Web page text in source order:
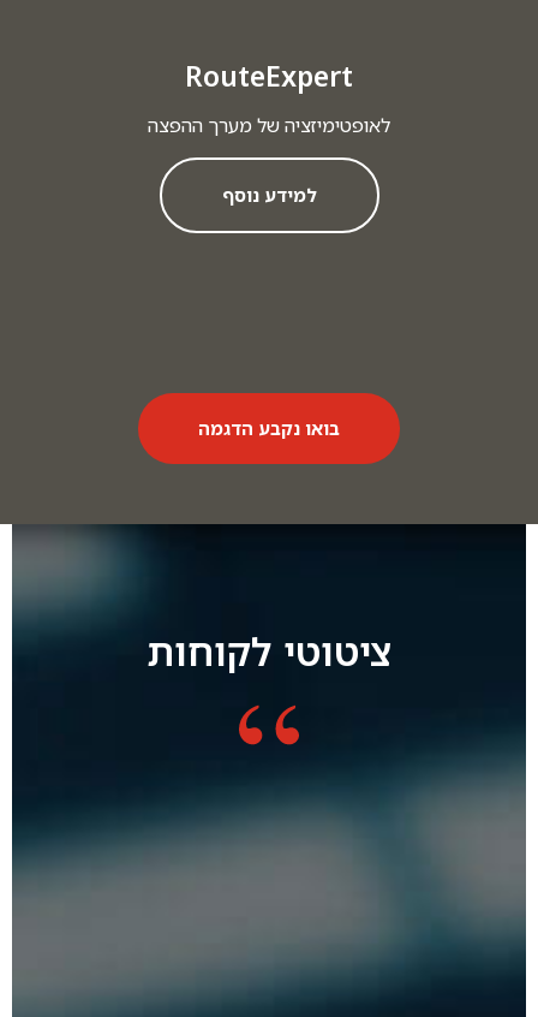
RouteExpert
לאופטימיזציה של מערך ההפצה
למידע נוסף
בואו נקבע הדגמה
ציטוטי לקוחות